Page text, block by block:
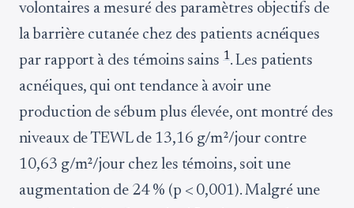
volontaires a mesuré des paramètres objectifs de
la barrière cutanée chez des patients acnéiques
par rapport à des témoins sains1. Les patients
acnéiques, qui ont tendance à avoir une
production de sébum plus élevée, ont montré des
niveaux de TEWL de 13,16 g/m²/jour contre
10,63 g/m²/jour chez les témoins, soit une
augmentation de 24 % (p < 0,001). Malgré une